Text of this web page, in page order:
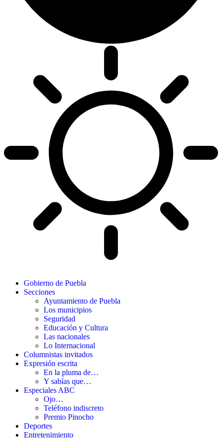
Gobierno de Puebla
Secciones
Ayuntamiento de Puebla
Los municipios
Seguridad
Educación y Cultura
Las nacionales
Lo Internacional
Columnistas invitados
Expresión escrita
En la pluma de…
Y sabías que…
Especiales ABC
Ojo…
Teléfono indiscreto
Premio Pinocho
Deportes
Entretenimiento